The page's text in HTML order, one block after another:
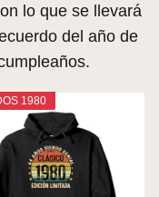
lo que se llevará
del año de
1980